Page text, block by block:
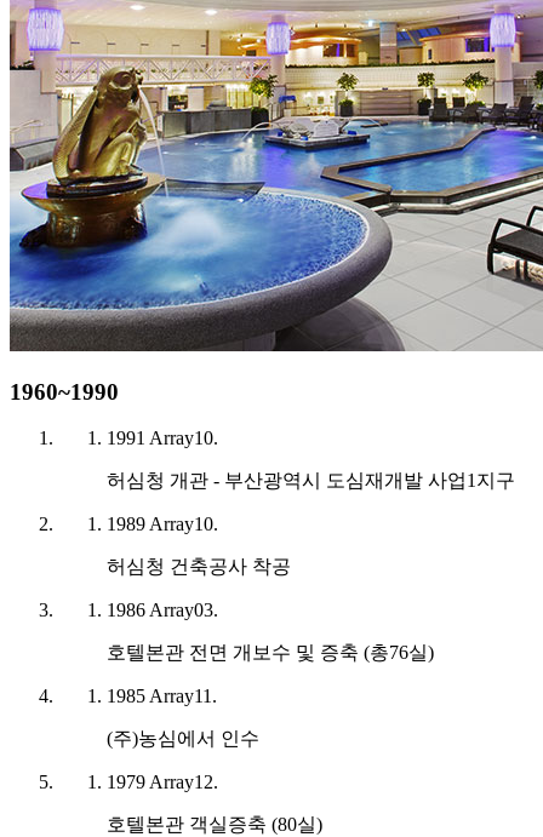
1960~1990
1991 Array10.
허심청 개관 - 부산광역시 도심재개발 사업1지구
1989 Array10.
허심청 건축공사 착공
1986 Array03.
호텔본관 전면 개보수 및 증축 (총76실)
1985 Array11.
(주)농심에서 인수
1979 Array12.
호텔본관 객실증축 (80실)